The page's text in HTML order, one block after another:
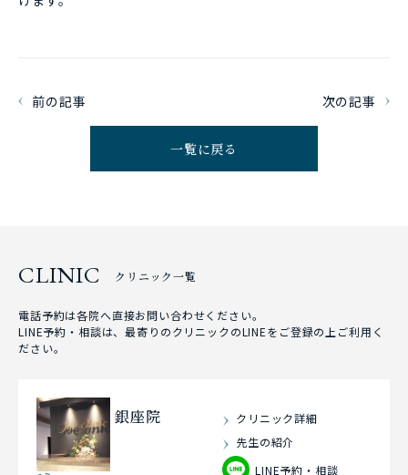
前の記事 次の記事
一覧に戻る
CLINIC クリニック一覧
電話予約は各院へ直接お問い合わせください。
LINE予約・相談は、最寄りのクリニックのLINEをご登録の上ご利用く
ださい。
銀座院
クリニック詳細
先生の紹介
LINE予約・相談